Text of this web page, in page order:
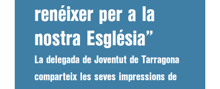
renéixer per a la
nostra Església”
La delegada de Joventut de Tarragona
comparteix les seves impressions de